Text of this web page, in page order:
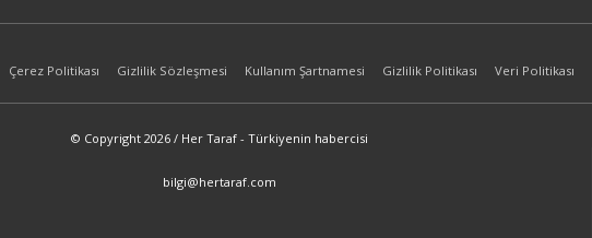
Çerez Politikası Gizlilik Sözleşmesi Kullanım Şartnamesi Gizlilik Politikası Veri Politikası
© Copyright 2026 / Her Taraf - Türkiyenin habercisi
bilgi@hertaraf.com